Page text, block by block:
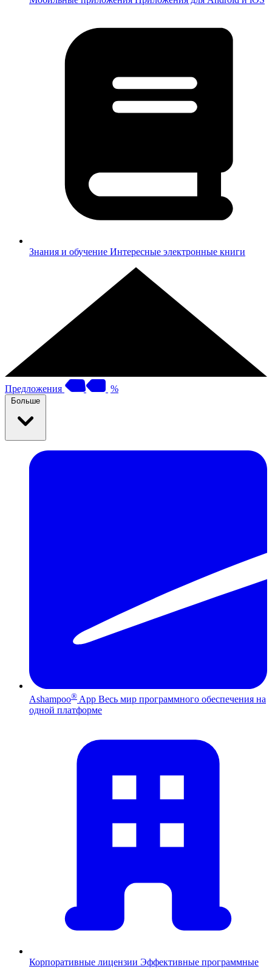
Знания и обучение Интересные электронные книги
Предложения %
Больше
Ashampoo® App Весь мир программного обеспечения на
одной платформе
Корпоративные лицензии Эффективные программные